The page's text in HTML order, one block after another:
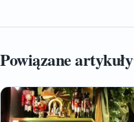
Powiązane artykuły